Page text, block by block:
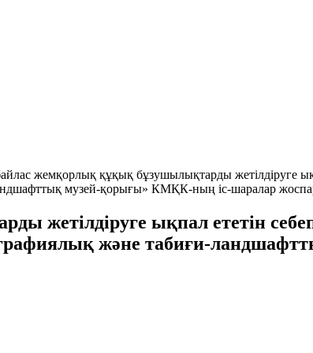
жемқорлық құқық бұзушылықтарды жетілдіруге
музей-қорығы» КМҚК-ның іс-шаралар
жетілдіруге ықпал ететін
және табиғи-